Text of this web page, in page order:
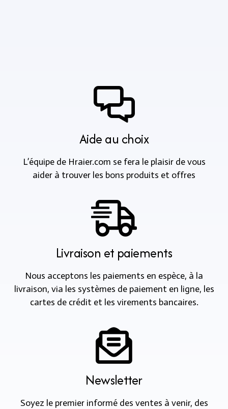
Aide au choix
L’équipe de Hraier.com se fera le plaisir de vous
aider à trouver les bons produits et offres
Livraison et paiements
Nous acceptons les paiements en espèce, à la
livraison, via les systèmes de paiement en ligne, les
cartes de crédit et les virements bancaires.
Newsletter
Soyez le premier informé des ventes à venir, des